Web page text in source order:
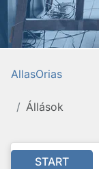
AllasOrias
Állások
START